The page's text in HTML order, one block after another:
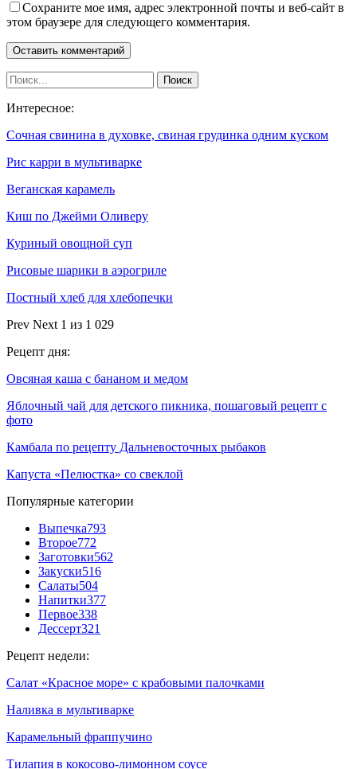
Сохраните мое имя, адрес электронной почты и веб-сайт в
этом браузере для следующего комментария.
Интересное:
Сочная свинина в духовке, свиная грудинка одним куском
Рис карри в мультиварке
Веганская карамель
Киш по Джейми Оливеру
Куриный овощной суп
Рисовые шарики в аэрогриле
Постный хлеб для хлебопечки
Prev Next 1 из 1 029
Рецепт дня:
Овсяная каша с бананом и медом
Яблочный чай для детского пикника, пошаговый рецепт с
фото
Камбала по рецепту Дальневосточных рыбаков
Капуста «Пелюстка» со свеклой
Популярные категории
Выпечка793
Второе772
Заготовки562
Закуски516
Салаты504
Напитки377
Первое338
Дессерт321
Рецепт недели:
Cалат «Красное море» с крабовыми палочками
Наливка в мультиварке
Карамельный фраппучино
Тилапия в кокосово-лимонном соусе